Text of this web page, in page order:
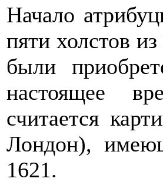
Начало
пяти холстов
были
настоящее
считается
Лондон),
1621.